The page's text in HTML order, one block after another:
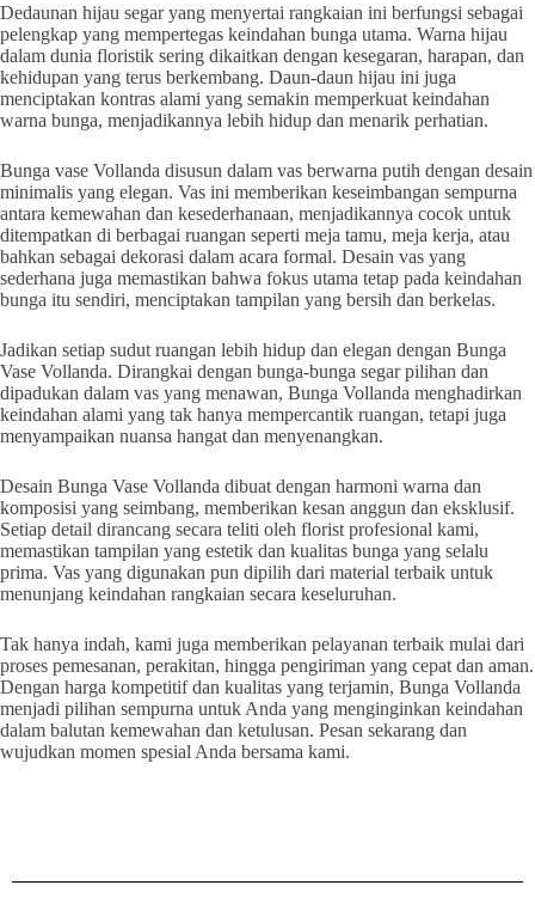
Dedaunan hijau segar yang menyertai rangkaian ini berfungsi sebagai
pelengkap yang mempertegas keindahan bunga utama. Warna hijau
dalam dunia floristik sering dikaitkan dengan kesegaran, harapan, dan
kehidupan yang terus berkembang. Daun-daun hijau ini juga
menciptakan kontras alami yang semakin memperkuat keindahan
warna bunga, menjadikannya lebih hidup dan menarik perhatian.
Bunga vase Vollanda disusun dalam vas berwarna putih dengan desain
minimalis yang elegan. Vas ini memberikan keseimbangan sempurna
antara kemewahan dan kesederhanaan, menjadikannya cocok untuk
ditempatkan di berbagai ruangan seperti meja tamu, meja kerja, atau
bahkan sebagai dekorasi dalam acara formal. Desain vas yang
sederhana juga memastikan bahwa fokus utama tetap pada keindahan
bunga itu sendiri, menciptakan tampilan yang bersih dan berkelas.
Jadikan setiap sudut ruangan lebih hidup dan elegan dengan Bunga
Vase Vollanda. Dirangkai dengan bunga-bunga segar pilihan dan
dipadukan dalam vas yang menawan, Bunga Vollanda menghadirkan
keindahan alami yang tak hanya mempercantik ruangan, tetapi juga
menyampaikan nuansa hangat dan menyenangkan.
Desain Bunga Vase Vollanda dibuat dengan harmoni warna dan
komposisi yang seimbang, memberikan kesan anggun dan eksklusif.
Setiap detail dirancang secara teliti oleh florist profesional kami,
memastikan tampilan yang estetik dan kualitas bunga yang selalu
prima. Vas yang digunakan pun dipilih dari material terbaik untuk
menunjang keindahan rangkaian secara keseluruhan.
Tak hanya indah, kami juga memberikan pelayanan terbaik mulai dari
proses pemesanan, perakitan, hingga pengiriman yang cepat dan aman.
Dengan harga kompetitif dan kualitas yang terjamin, Bunga Vollanda
menjadi pilihan sempurna untuk Anda yang menginginkan keindahan
dalam balutan kemewahan dan ketulusan. Pesan sekarang dan
wujudkan momen spesial Anda bersama kami.